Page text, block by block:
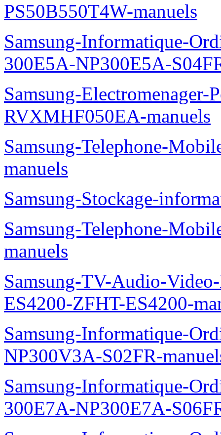
PS50B550T4W-manuels
Samsung-Informatique-
300E5A-NP300E5A-
Samsung-
RVXMHF050EA-manuels
Samsung-Telephone-
manuels
Samsung-Stockage-
Samsung-Telephone-
manuels
Samsung-TV-Audio-
ES4200-ZFHT-ES4200-
Samsung-Informatique-
NP300V3A-S02FR-
Samsung-Informatique-
300E7A-NP300E7A-